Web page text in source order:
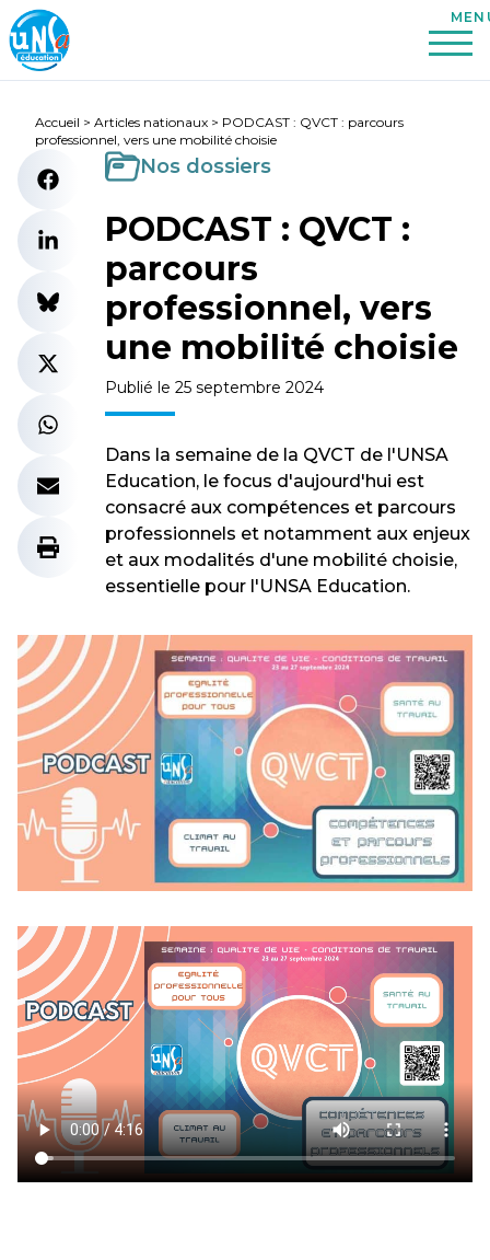
Accueil > Articles nationaux > PODCAST : QVCT : parcours
professionnel, vers une mobilité choisie
Nos dossiers
PODCAST : QVCT :
parcours
professionnel, vers
une mobilité choisie
Publié le 25 septembre 2024
Dans la semaine de la QVCT de l'UNSA
Education, le focus d'aujourd'hui est
consacré aux compétences et parcours
professionnels et notamment aux enjeux
et aux modalités d'une mobilité choisie,
essentielle pour l'UNSA Education.